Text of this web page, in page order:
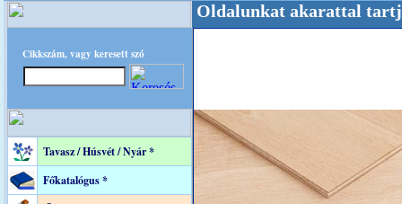
Cikkszám, vagy keresett szó
Tavasz / Húsvét / Nyár *
Főkatalógus *
+++++++ Oldalunkat akarattal tartjuk